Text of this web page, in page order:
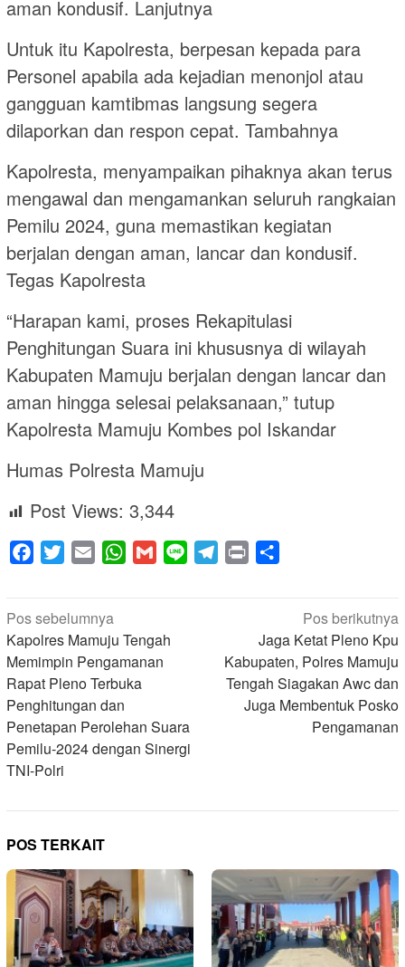
aman kondusif. Lanjutnya
Untuk itu Kapolresta, berpesan kepada para
Personel apabila ada kejadian menonjol atau
gangguan kamtibmas langsung segera
dilaporkan dan respon cepat. Tambahnya
Kapolresta, menyampaikan pihaknya akan terus
mengawal dan mengamankan seluruh rangkaian
Pemilu 2024, guna memastikan kegiatan
berjalan dengan aman, lancar dan kondusif.
Tegas Kapolresta
“Harapan kami, proses Rekapitulasi
Penghitungan Suara ini khususnya di wilayah
Kabupaten Mamuju berjalan dengan lancar dan
aman hingga selesai pelaksanaan,” tutup
Kapolresta Mamuju Kombes pol Iskandar
Humas Polresta Mamuju
Post Views: 3,344
Facebook
Twitter Email WhatsApp
Gmail Line Telegram
Print
Navigasi
pos
Pos sebelumnya
Kapolres Mamuju Tengah
Memimpin Pengamanan
Rapat Pleno Terbuka
Penghitungan dan
Penetapan Perolehan Suara
Pemilu-2024 dengan Sinergi
TNI-Polri
Pos berikutnya
Jaga Ketat Pleno Kpu
Kabupaten, Polres Mamuju
Tengah Siagakan Awc dan
Juga Membentuk Posko
Pengamanan
POS TERKAIT